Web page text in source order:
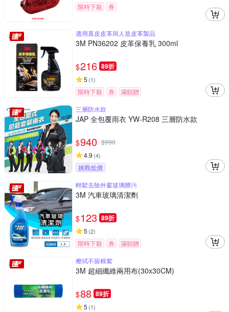
限時下殺 券
適用真皮皮革與人造皮革製品
3M PN36202 皮革保養乳 300ml
$216 89折
5 (1)
限時下殺 券
滿額贈
三層防水款
JAP 全包覆雨衣 YW-R208 三層防水款
$940 $990
4.9 (4)
挑戰低價
輕鬆去除外窗玻璃髒污
3M 汽車玻璃清潔劑
$123 89折
5 (2)
限時下殺 券
滿額贈
擦拭不留棉絮
3M 超細纖維兩用布(30x30CM)
$88 89折
5 (1)